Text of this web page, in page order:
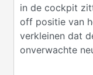
in de cockpit
off positie van
verkleinen dat
onverwachte